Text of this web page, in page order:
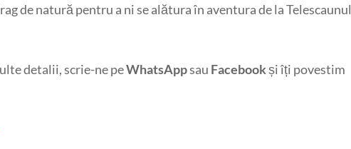
de natură pentru a ni se alătura în aventura de la Telescaunul
detalii, scrie-ne peWhatsAppsau Facebookși îți povestim